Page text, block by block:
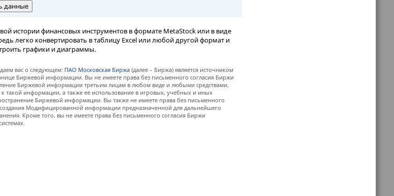
данные
истории финансовых инструментов в формате MetaStock или в виде
легко конвертировать в таблицу Excel или любой другой формат и
графики и диаграммы.
вас о следующем: ПАО Московская Биржа (далее – Биржа) является источником
Биржевой информации. Вы не имеете права без письменного согласия Биржи
Биржевой информации третьим лицам в любом виде и любыми средствами,
такой информации, а также её использование в игровых, учебных и иных
Биржевой информации. Вы также не имеете права без письменного
Модифицированной информации предназначенной для дальнейшего
Кроме того, вы не имеете права без письменного согласия Биржи